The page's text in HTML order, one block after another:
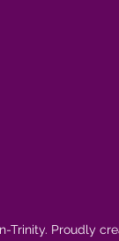
Trinity. Proudly